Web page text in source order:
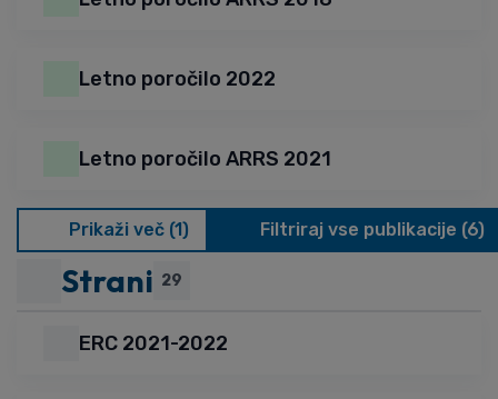
Letno poročilo 2022
Letno poročilo ARRS 2021
Prikaži več (1) Filtriraj vse publikacije (6)
Strani 29
ERC 2021-2022